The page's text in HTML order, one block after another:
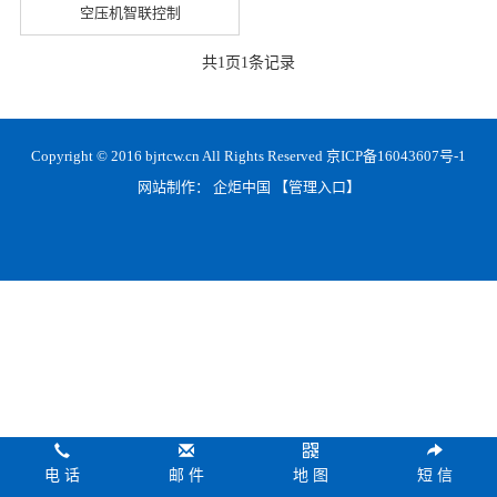
空压机智联控制
共1 页 1条记录
Copyright © 2016 bjrtcw.cn All Rights Reserved 京ICP备16043607号-1
网站制作： 企炬中国 【管理入口】
电 话 邮 件 地 图 短 信